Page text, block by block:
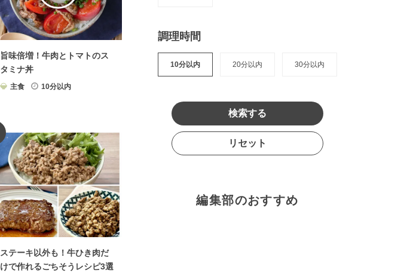
旨味倍増！牛肉とトマトのス
タミナ丼
主食 10分以内
ステーキ以外も！牛ひき肉だ
けで作れるごちそうレシピ3選
調理時間
10分以内 20分以内 30分以内
検索する
リセット
編集部のおすすめ